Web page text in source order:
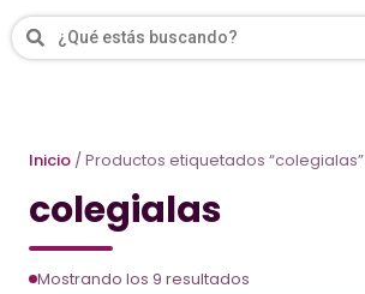
Inicio / Productos etiquetados “colegialas”
colegialas
Mostrando los 9 resultados